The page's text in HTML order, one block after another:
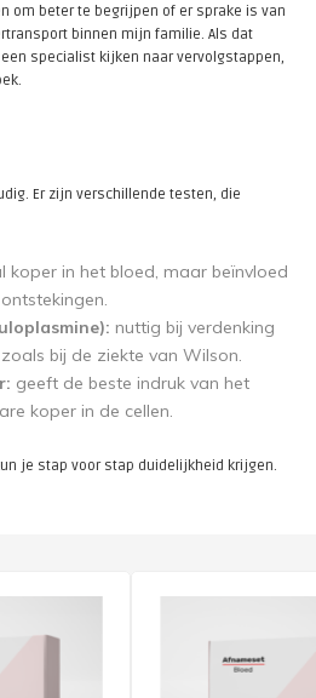
om beter te begrijpen of er sprake is van
binnen mijn familie. Als dat
specialist kijken naar vervolgstappen,
Er zijn verschillende testen, die
koper in het bloed, maar beïnvloed
nuttig bij verdenking
bij de ziekte van Wilson.
geeft de beste indruk van het
koper in de cellen.
je stap voor stap duidelijkheid krijgen.